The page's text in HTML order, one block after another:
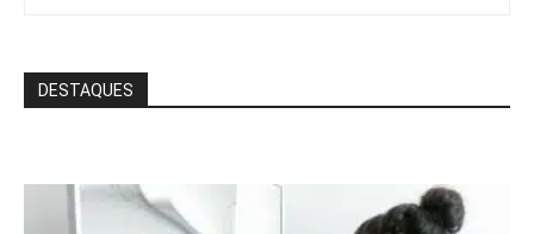
DESTAQUES